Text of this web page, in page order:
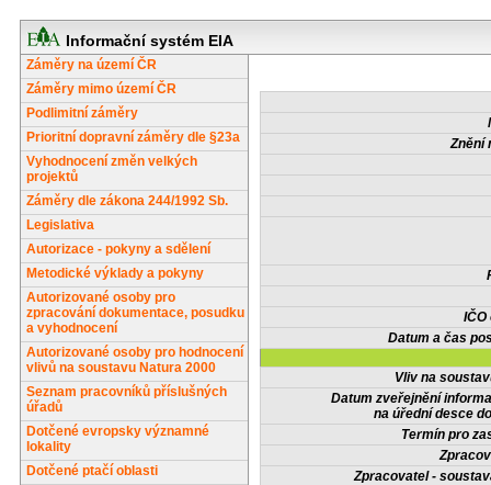
Informační systém EIA
Záměry na území ČR
Záměry mimo území ČR
Podlimitní záměry
Prioritní dopravní záměry dle §23a
Vyhodnocení změn velkých
projektů
Záměry dle zákona 244/1992 Sb.
Legislativa
Autorizace - pokyny a sdělení
Metodické výklady a pokyny
Autorizované osoby pro
zpracování dokumentace, posudku
a vyhodnocení
Autorizované osoby pro hodnocení
vlivů na soustavu Natura 2000
Seznam pracovníků příslušných
úřadů
Dotčené evropsky významné
lokality
Dotčené ptačí oblasti
Znění
IČO
Datum a čas
Vliv na
Datum zveřejnění
na úřední desce
Termín pro
Zpracovatel -